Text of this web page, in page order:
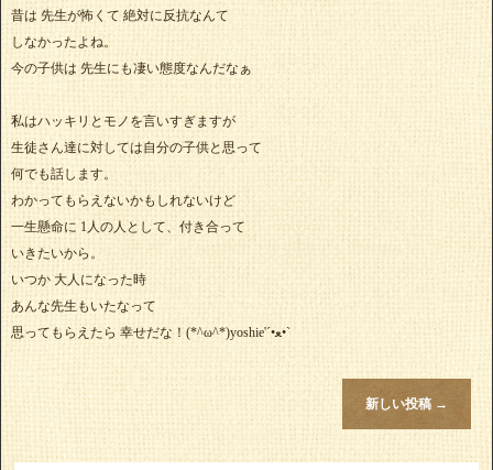
昔は 先生が怖くて 絶対に反抗なんて
しなかったよね。
今の子供は 先生にも凄い態度なんだなぁ
私はハッキリとモノを言いすぎますが
生徒さん達に対しては自分の子供と思って
何でも話します。
わかってもらえないかもしれないけど
一生懸命に 1人の人として、付き合って
いきたいから。
いつか 大人になった時
あんな先生もいたなって
思ってもらえたら 幸せだな！(*^ω^*)yoshie'‎´•ﻌ•`
新しい投稿 →